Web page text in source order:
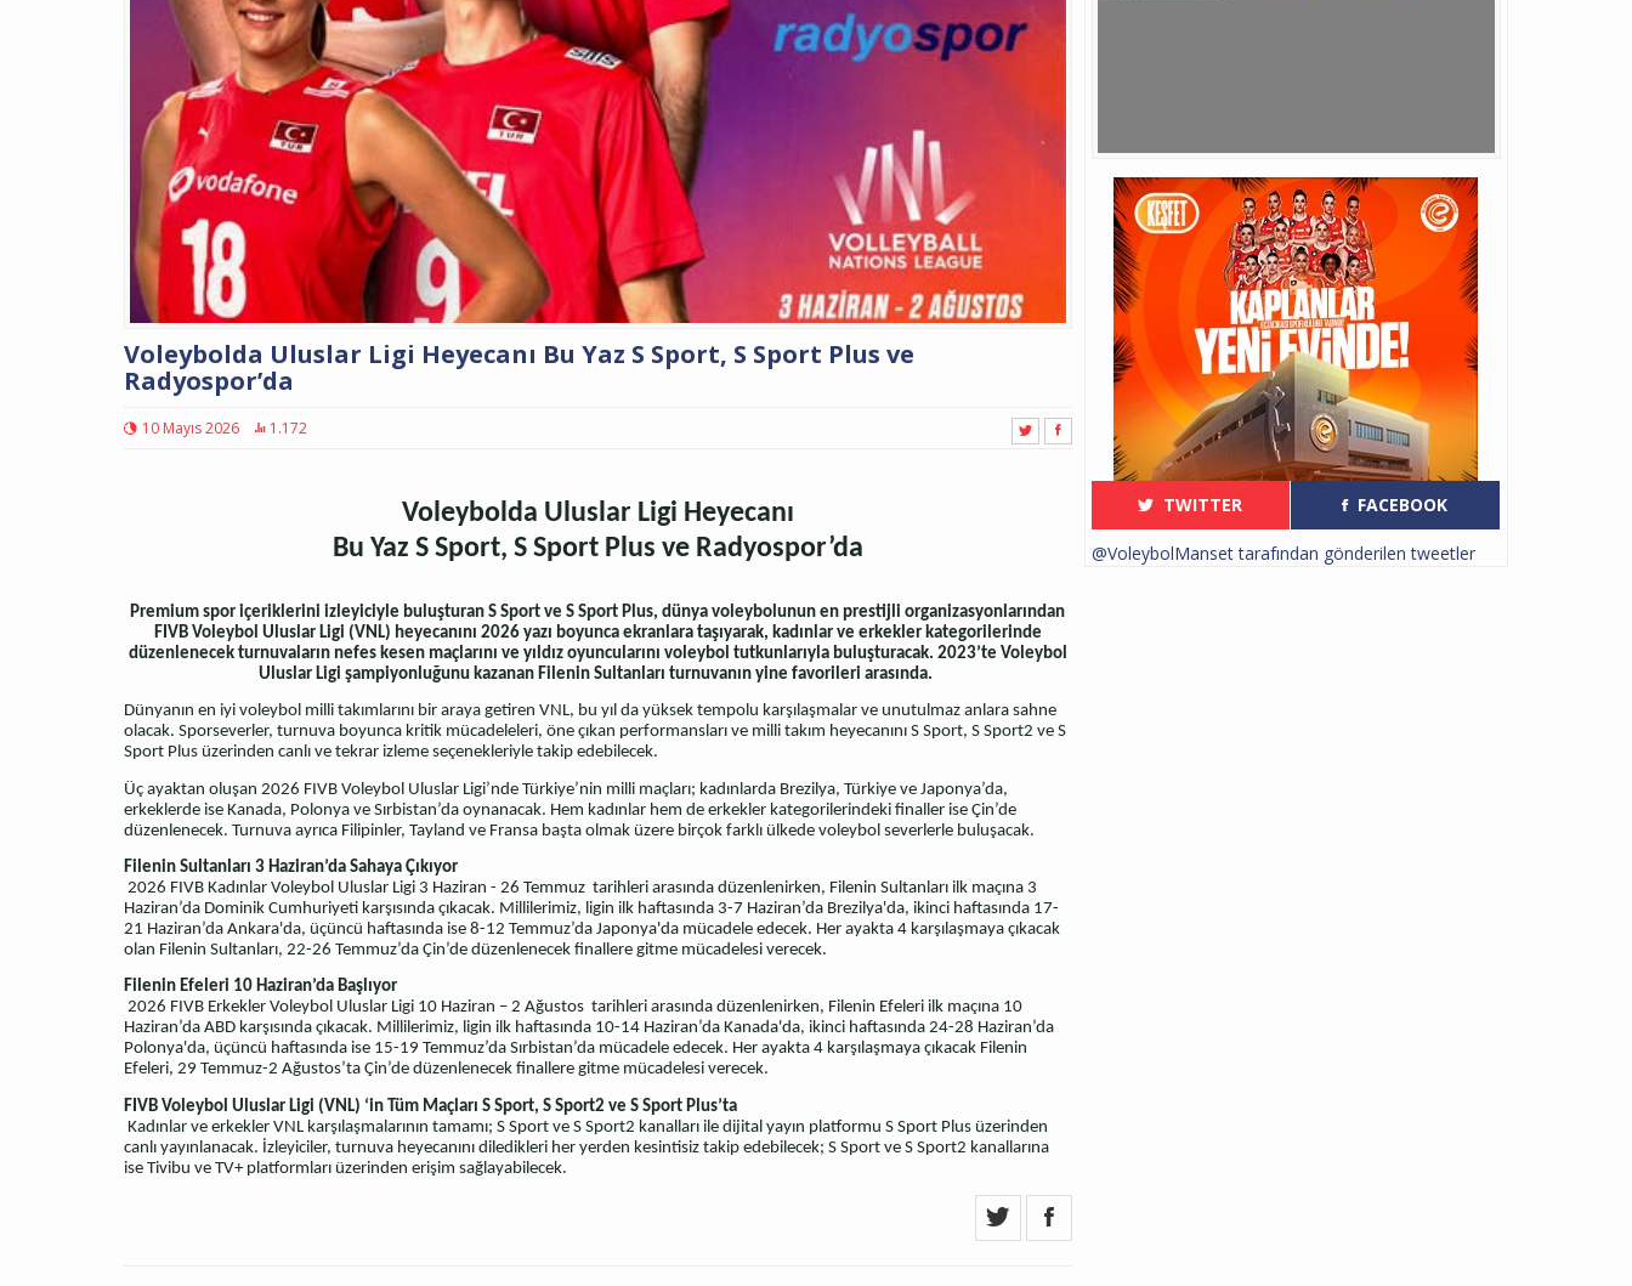
Voleybolda Uluslar Ligi Heyecanı Bu Yaz S Sport, S Sport Plus ve
Radyospor’da
10 Mayıs 2026 1.172
Voleybolda Uluslar Ligi Heyecanı
Bu Yaz S Sport, S Sport Plus ve Radyospor’da
Premium spor içeriklerini izleyiciyle buluşturan S Sport ve S Sport Plus, dünya voleybolunun en prestijli organizasyonlarından
FIVB Voleybol Uluslar Ligi (VNL) heyecanını 2026 yazı boyunca ekranlara taşıyarak, kadınlar ve erkekler kategorilerinde
düzenlenecek turnuvaların nefes kesen maçlarını ve yıldız oyuncularını voleybol tutkunlarıyla buluşturacak. 2023’te Voleybol
Uluslar Ligi şampiyonluğunu kazanan Filenin Sultanları turnuvanın yine favorileri arasında.
Dünyanın en iyi voleybol milli takımlarını bir araya getiren VNL, bu yıl da yüksek tempolu karşılaşmalar ve unutulmaz anlara sahne
olacak. Sporseverler, turnuva boyunca kritik mücadeleleri, öne çıkan performansları ve milli takım heyecanını S Sport, S Sport2 ve S
Sport Plus üzerinden canlı ve tekrar izleme seçenekleriyle takip edebilecek.
Üç ayaktan oluşan 2026 FIVB Voleybol Uluslar Ligi’nde Türkiye’nin milli maçları; kadınlarda Brezilya, Türkiye ve Japonya’da,
erkeklerde ise Kanada, Polonya ve Sırbistan’da oynanacak. Hem kadınlar hem de erkekler kategorilerindeki finaller ise Çin’de
düzenlenecek. Turnuva ayrıca Filipinler, Tayland ve Fransa başta olmak üzere birçok farklı ülkede voleybol severlerle buluşacak.
Filenin Sultanları 3 Haziran’da Sahaya Çıkıyor
2026 FIVB Kadınlar Voleybol Uluslar Ligi 3 Haziran - 26 Temmuz tarihleri arasında düzenlenirken, Filenin Sultanları ilk maçına 3
Haziran’da Dominik Cumhuriyeti karşısında çıkacak. Millilerimiz, ligin ilk haftasında 3-7 Haziran’da Brezilya'da, ikinci haftasında 17-
21 Haziran’da Ankara'da, üçüncü haftasında ise 8-12 Temmuz’da Japonya'da mücadele edecek. Her ayakta 4 karşılaşmaya çıkacak
olan Filenin Sultanları, 22-26 Temmuz’da Çin’de düzenlenecek finallere gitme mücadelesi verecek.
Filenin Efeleri 10 Haziran’da Başlıyor
2026 FIVB Erkekler Voleybol Uluslar Ligi 10 Haziran – 2 Ağustos tarihleri arasında düzenlenirken, Filenin Efeleri ilk maçına 10
Haziran’da ABD karşısında çıkacak. Millilerimiz, ligin ilk haftasında 10-14 Haziran’da Kanada'da, ikinci haftasında 24-28 Haziran’da
Polonya'da, üçüncü haftasında ise 15-19 Temmuz’da Sırbistan’da mücadele edecek. Her ayakta 4 karşılaşmaya çıkacak Filenin
Efeleri, 29 Temmuz-2 Ağustos’ta Çin’de düzenlenecek finallere gitme mücadelesi verecek.
FIVB Voleybol Uluslar Ligi (VNL) ‘in Tüm Maçları S Sport, S Sport2 ve S Sport Plus’ta
Kadınlar ve erkekler VNL karşılaşmalarının tamamı; S Sport ve S Sport2 kanalları ile dijital yayın platformu S Sport Plus üzerinden
canlı yayınlanacak. İzleyiciler, turnuva heyecanını diledikleri her yerden kesintisiz takip edebilecek; S Sport ve S Sport2 kanallarına
ise Tivibu ve TV+ platformları üzerinden erişim sağlayabilecek.
TWITTER FACEBOOK
@VoleybolManset tarafından gönderilen tweetler